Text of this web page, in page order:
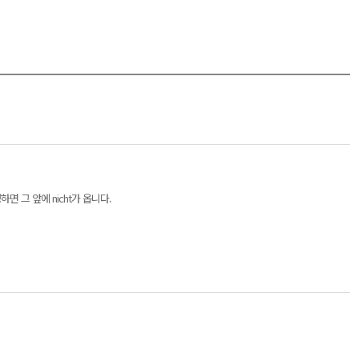
면 그 앞에 nicht가 옵니다.